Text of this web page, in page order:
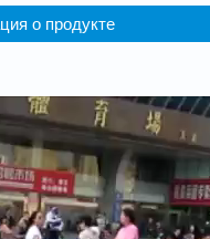
о продукте